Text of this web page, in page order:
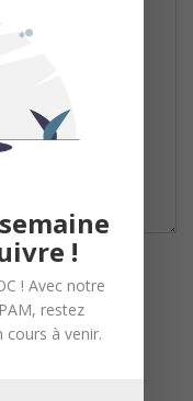
!
! Avec notre
restez
à venir.